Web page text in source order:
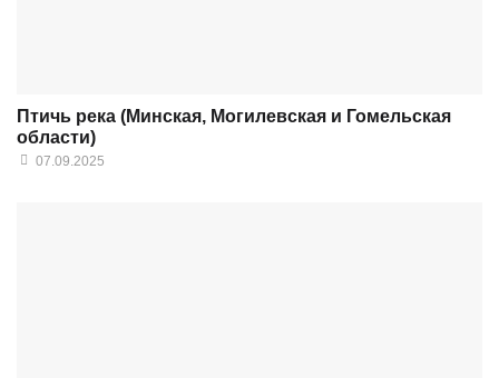
Птичь река (Минская, Могилевская и Гомельская
области)
07.09.2025